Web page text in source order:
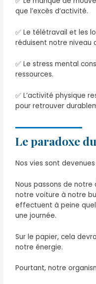
que l’excès d’activité.
✅ Le télétravail et les
réduisent notre niveau
✅ Le stress mental
ressources.
✅ L’activité physique
pour retrouver
Le paradoxe
Nos vies sont
Nous passons de
notre voiture à notre
effectuent à peine
une journée.
Sur le papier, cela
notre énergie.
Pourtant, notre